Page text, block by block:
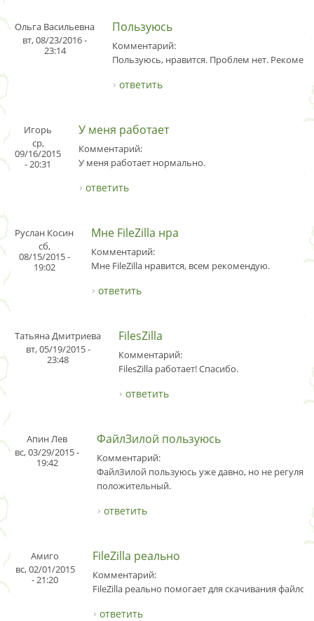
Ольга Васильевна
вт, 08/23/2016 -
23:14
Пользуюсь
Комментарий:
Пользуюсь, нравится. Проблем нет.
ответить
Игорь
ср,
09/16/2015
- 20:31
У меня работает
Комментарий:
У меня работает нормально.
ответить
Руслан Косин
сб,
08/15/2015 -
19:02
Мне FileZilla нра
Комментарий:
Мне FileZilla нравится, всем рекомендую.
ответить
Татьяна Дмитриева
вт, 05/19/2015 -
23:48
FilesZilla
Комментарий:
FilesZilla работает! Спасибо.
ответить
Апин Лев
вс, 03/29/2015 -
19:42
ФайлЗилой пользуюсь
Комментарий:
ФайлЗилой пользуюсь уже давно, но не
положительный.
ответить
Амиго
вс, 02/01/2015
- 21:20
FileZilla реально
Комментарий:
FileZilla реально помогает для скачивания файлов.
ответить